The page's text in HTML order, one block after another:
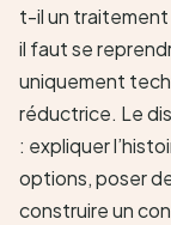
t-il un traitement
il faut se
uniquement
réductrice. Le
: expliquer
options, poser
construire un